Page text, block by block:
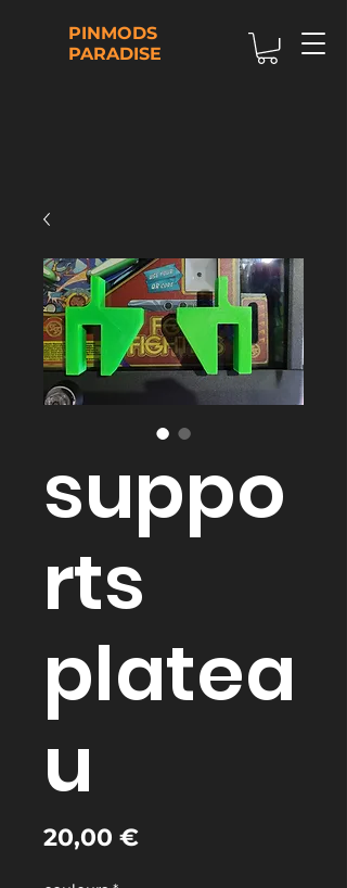
PINMODS
PARADISE
suppo
rts
platea
u
20,00 €Prix